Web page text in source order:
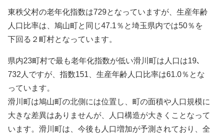
東秩父村の老年化指数は729となっていますが、生産年齢
人口比率は、鳩山町と同じ47.1％と埼玉県内では50％を
下回る２町村となっています。
県内23町村で最も老年化指数が低い滑川町は人口は19､
732人ですが、指数151、生産年齢人口比率は61.0％とな
っています。
滑川町は鳩山町の北側には位置し、町の面積や人口規模に
大きな差異はありませんが、人口構造が大きくことなって
います。滑川町は、今後も人口増加が予測されており、全